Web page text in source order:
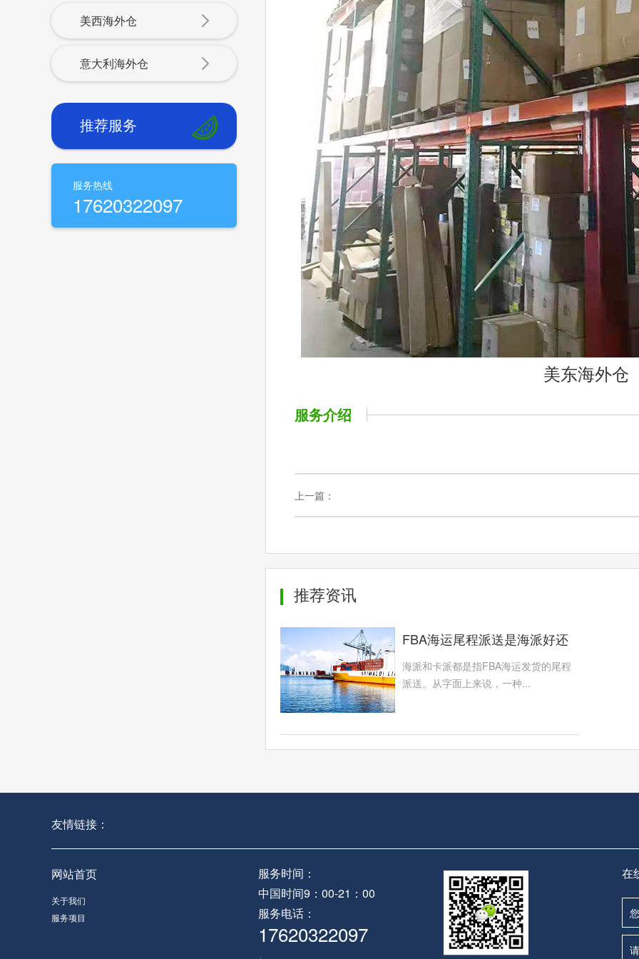
美西海外仓
意大利海外仓
推荐服务
服务热线
17620322097
美东海外仓
服务介绍
上一篇：
推荐资讯
FBA海运尾程派送是海派好还
是卡派好？两者的区别有哪些
海派和卡派都是指FBA海运发货的尾程
派送。从字面上来说，一种...
友情链接：
网站首页
关于我们
服务项目
服务时间：
中国时间9：00-21：00
服务电话：
17620322097
在